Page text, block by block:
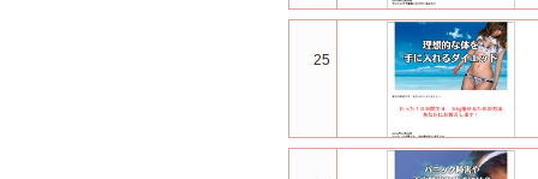
25